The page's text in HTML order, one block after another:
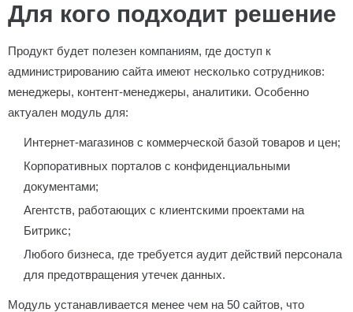
Для кого подходит решение
Продукт будет полезен компаниям, где доступ к
администрированию сайта имеют несколько сотрудников:
менеджеры, контент-менеджеры, аналитики. Особенно
актуален модуль для:
Интернет-магазинов с коммерческой базой товаров и цен;
Корпоративных порталов с конфиденциальными
документами;
Агентств, работающих с клиентскими проектами на
Битрикс;
Любого бизнеса, где требуется аудит действий персонала
для предотвращения утечек данных.
Модуль устанавливается менее чем на 50 сайтов, что